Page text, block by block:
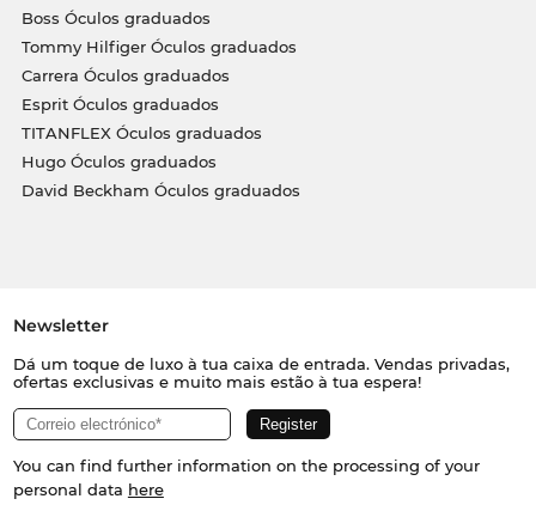
Boss Óculos graduados
Tommy Hilfiger Óculos graduados
Carrera Óculos graduados
Esprit Óculos graduados
TITANFLEX Óculos graduados
Hugo Óculos graduados
David Beckham Óculos graduados
Newsletter
Dá um toque de luxo à tua caixa de entrada. Vendas privadas,
ofertas exclusivas e muito mais estão à tua espera!
You can find further information on the processing of your
personal data here